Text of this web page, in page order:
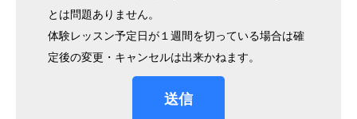
とは問題ありません。
体験レッスン予定日が１週間を切っている場合は確
定後の変更・キャンセルは出来かねます。
送信